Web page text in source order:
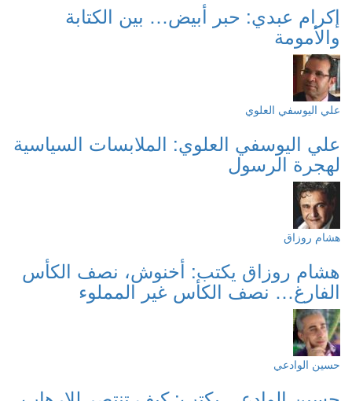
إكرام عبدي: حبر أبيض… بين الكتابة
والأمومة
علي اليوسفي العلوي
علي اليوسفي العلوي: الملابسات السياسية
لهجرة الرسول
هشام روزاق
هشام روزاق يكتب: أخنوش، نصف الكأس
الفارغ… نصف الكأس غير المملوء
حسين الوادعي